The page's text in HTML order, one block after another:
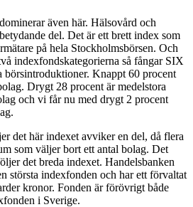
även här. Hälsovård och
del. Det är ett brett index som
på hela Stockholmsbörsen. Och
indexfondskategorierna så fångar SIX
börsintroduktioner. Knappt 60 procent
Drygt 28 procent är medelstora
och vi får nu med drygt 2 procent
det här indexet avviker en del, då flera
som väljer bort ett antal bolag. Det
det breda indexet. Handelsbanken
största indexfonden och har ett förvaltat
kronor. Fonden är förövrigt både
i Sverige.